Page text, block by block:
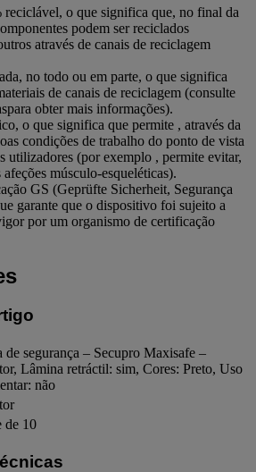
reciclável, o que significa que, no final da
podem ser reciclados
através de canais de reciclagem
no todo ou em parte, o que significa
de canais de reciclagem (consulte
obter mais informações).
o que significa que permite , através da
condições de trabalho do ponto de vista
utilizadores (por exemplo , permite evitar,
músculo-esqueléticas).
GS (Geprüfte Sicherheit, Segurança
garante que o dispositivo foi sujeito a
por um organismo de certificação
de segurança – Secupro Maxisafe –
Lâmina retráctil: sim, Cores: Preto, Uso
não
de 10